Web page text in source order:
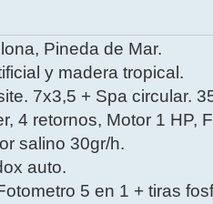
Pineda de Mar.
y madera tropical.
7x3,5 + Spa circular.
4 retornos, Motor 1 HP,
salino 30gr/h.
auto.
5 en 1 + tiras